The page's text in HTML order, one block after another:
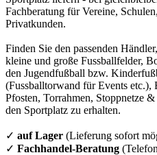
Fachberatung für Vereine,
Privatkunden.
Finden Sie den passenden
kleine und große Fussballfelder,
den Jugendfußball bzw.
(Fussballtorwand für Events etc.),
Pfosten, Torrahmen, Stoppnetze
den Sportplatz zu erhalten.
✓ auf Lager (Lieferung sofort
✓ Fachhandel-Beratung